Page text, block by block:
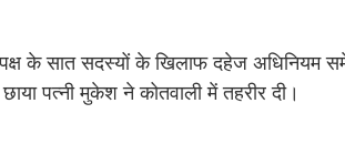
पक्ष के सात सदस्यों के खिलाफ दहेज अधिनियम
पत्नी मुकेश ने कोतवाली में तहरीर दी।